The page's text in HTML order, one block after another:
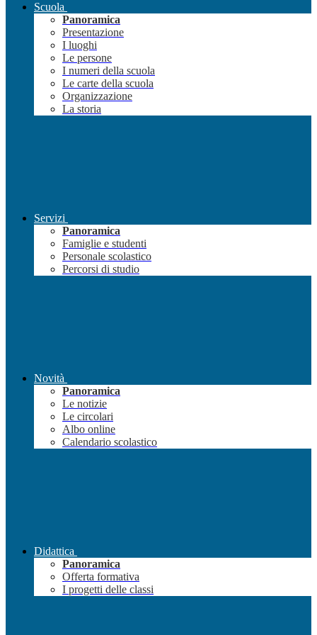
Scuola
Panoramica
Presentazione
I luoghi
Le persone
I numeri della scuola
Le carte della scuola
Organizzazione
La storia
Servizi
Panoramica
Famiglie e studenti
Personale scolastico
Percorsi di studio
Novità
Panoramica
Le notizie
Le circolari
Albo online
Calendario scolastico
Didattica
Panoramica
Offerta formativa
I progetti delle classi